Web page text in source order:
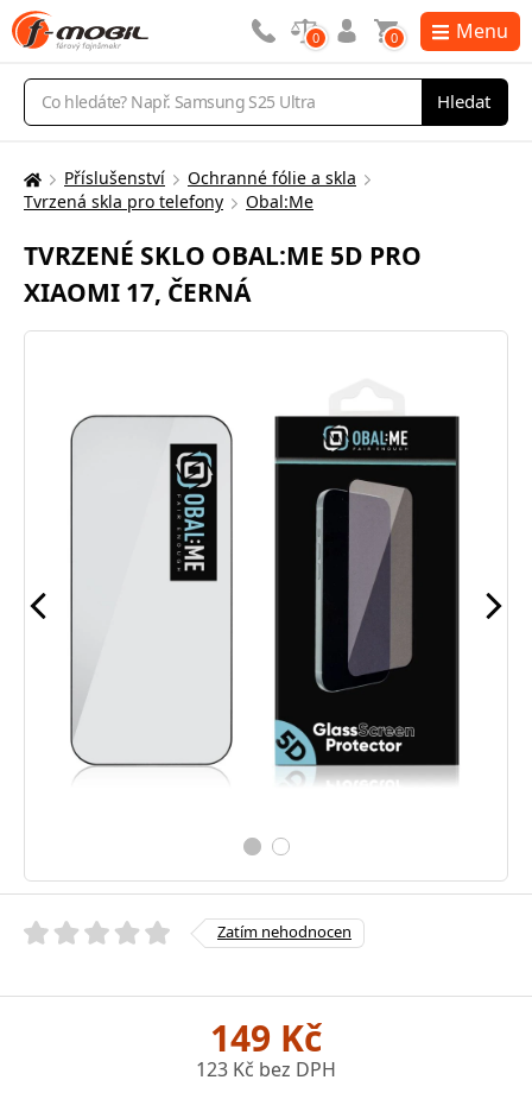
Vyhledávání
Hledat
0 0 Menu
Zde
nacházíte:
Příslušenství
Ochranné fólie a skla
Tvrzená skla pro telefony
Obal:Me
TVRZENÉ SKLO OBAL:ME 5D PRO
XIAOMI 17, ČERNÁ
Zatím nehodnocen
149 Kč
123 Kč bez DPH